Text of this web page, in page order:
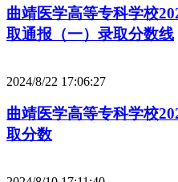
曲靖医学高等专科学校
取通报（一）录取分数线
2024/8/22 17:06:27
曲靖医学高等专科学校
取分数